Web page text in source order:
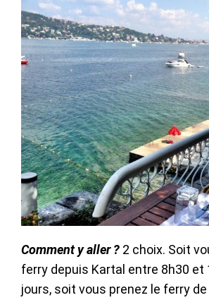
Comment y aller ? 2 choix. Soit
ferry depuis Kartal entre 8h30 et
jours, soit vous prenez le ferry